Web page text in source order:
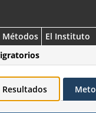
Métodos El Instituto
Resultados